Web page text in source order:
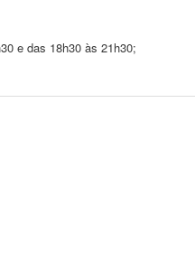
e das 18h30 às 21h30;